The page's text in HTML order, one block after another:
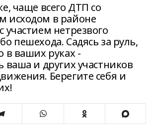
чаще всего ДТП со
исходом в районе
участием нетрезвого
пешехода. Садясь за руль,
в ваших руках -
ваша и других участников
Берегите себя и